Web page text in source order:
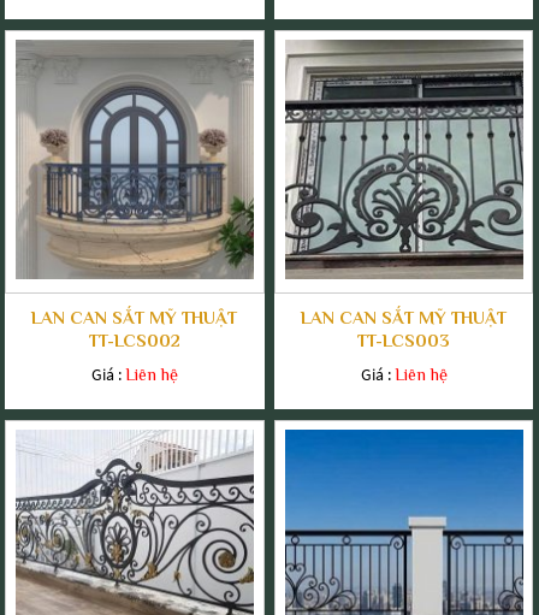
LAN CAN SẮT MỸ THUẬT
TT-LCS002
Giá :Liên hệ
LAN CAN SẮT MỸ THUẬT
TT-LCS003
Giá :Liên hệ